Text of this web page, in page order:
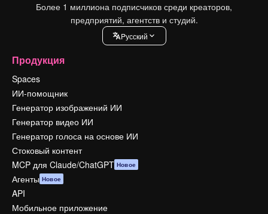
Более 1 миллиона подписчиков среди креаторов,
предприятий, агентств и студий.
Pусский
Продукция
Spaces
ИИ-помощник
Генератор изображений ИИ
Генератор видео ИИ
Генератор голоса на основе ИИ
Стоковый контент
MCP для Claude/ChatGPT Новое
Агенты Новое
API
Мобильное приложение